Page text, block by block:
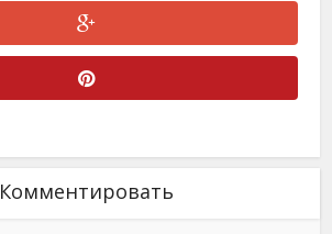
Комментировать